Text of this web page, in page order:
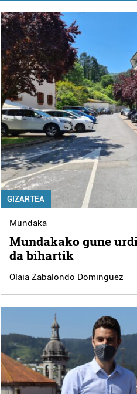
GIZARTEA
Mundaka
Mundakako gune
da bihartik
Olaia Zabalondo Dominguez